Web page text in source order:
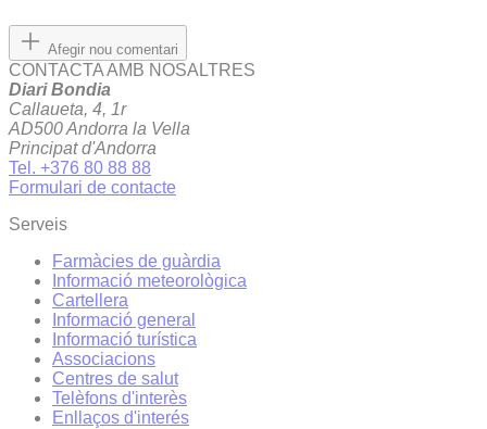
Afegir nou comentari
CONTACTA AMB NOSALTRES
Diari Bondia
Callaueta, 4, 1r
AD500 Andorra la Vella
Principat d'Andorra
Tel. +376 80 88 88
Formulari de contacte
Serveis
Farmàcies de guàrdia
Informació meteorològica
Cartellera
Informació general
Informació turística
Associacions
Centres de salut
Telèfons d'interès
Enllaços d'interés